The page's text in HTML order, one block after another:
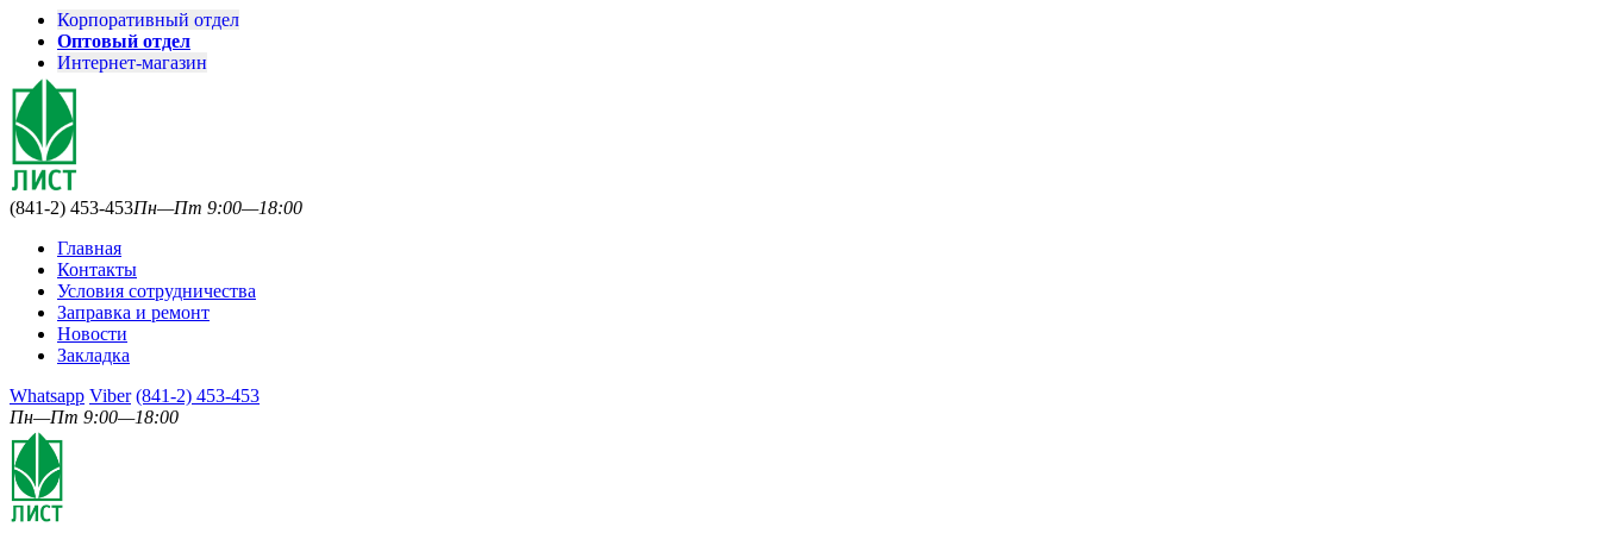
Корпоративный отдел
Оптовый отдел
Интернет-магазин
(841-2) 453-453Пн—Пт 9:00—18:00
Главная
Контакты
Условия сотрудничества
Заправка и ремонт
Новости
Закладка
Whatsapp Viber (841-2) 453-453
Пн—Пт 9:00—18:00